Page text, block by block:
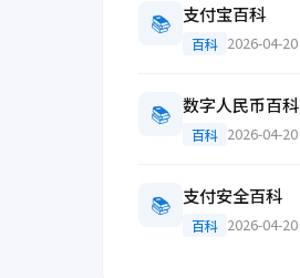
📚 支付宝百科
百科 2026-04-20
📚 数字人民币百科
百科 2026-04-20
📚 支付安全百科
百科 2026-04-20